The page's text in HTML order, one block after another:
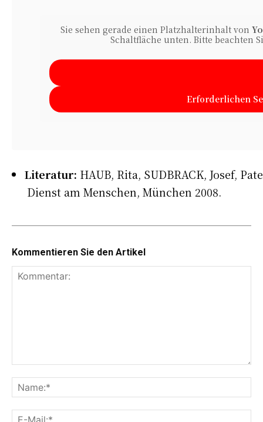
Sie sehen gerade einen Platzhalterinhalt von
Schaltfläche unten. Bitte beachten
Erforderlichen
Literatur: HAUB, Rita, SUDBRACK, Josef,
Dienst am Menschen, München 2008.
Kommentieren Sie den Artikel
m
m
a
m